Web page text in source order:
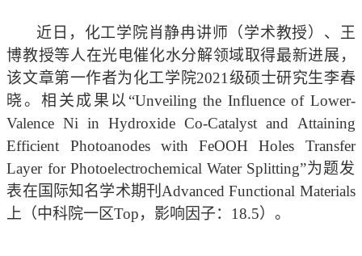
近日，化工学院肖静冉讲师（学术教授）、王
博教授等人在光电催化水分解领域取得最新进展，
该文章第一作者为化工学院2021级硕士研究生李春
晓。相关成果以“Unveiling the Influence of Lower-
Valence Ni in Hydroxide Co-Catalyst and Attaining
Efficient Photoanodes with FeOOH Holes Transfer
Layer for Photoelectrochemical Water Splitting”为题发
表在国际知名学术期刊Advanced Functional Materials
上（中科院一区Top，影响因子：18.5）。